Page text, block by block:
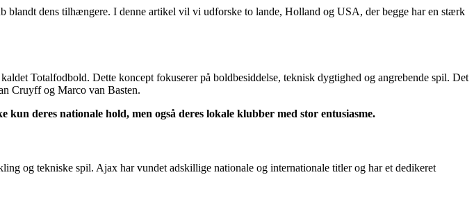
blandt dens tilhængere. I denne artikel vil vi udforske to lande, Holland og USA, der begge har en stærk
Totalfodbold. Dette koncept fokuserer på boldbesiddelse, teknisk dygtighed og angrebende spil. Det
Cruyff og Marco van Basten.
deres nationale hold, men også deres lokale klubber med stor entusiasme.
og tekniske spil. Ajax har vundet adskillige nationale og internationale titler og har et dedikeret